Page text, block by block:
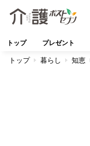
トップ プレゼント
トップ 暮らし 知恵